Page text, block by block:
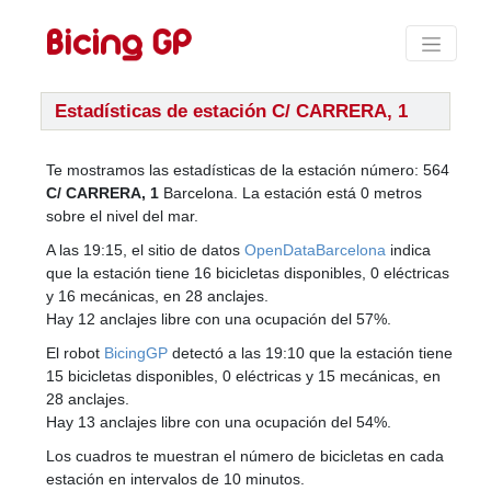
Estadísticas de estación C/ CARRERA, 1
Te mostramos las estadísticas de la estación número: 564
C/ CARRERA, 1 Barcelona. La estación está 0 metros
sobre el nivel del mar.
A las 19:15, el sitio de datosOpenDataBarcelona indica
que la estación tiene 16 bicicletas disponibles, 0 eléctricas
y 16 mecánicas, en 28 anclajes.
Hay 12 anclajes libre con una ocupación del 57%.
El robot BicingGP detectó a las 19:10 que la estación tiene
15 bicicletas disponibles, 0 eléctricas y 15 mecánicas, en
28 anclajes.
Hay 13 anclajes libre con una ocupación del 54%.
Los cuadros te muestran el número de bicicletas en cada
estación en intervalos de 10 minutos.